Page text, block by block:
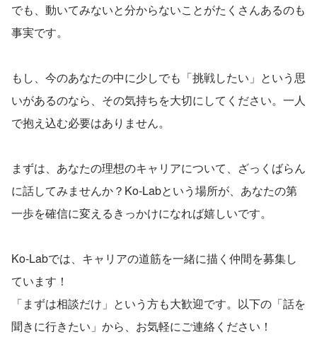
でも、動いてみないと分からないことがたくさんあるのも
事実です。
もし、今のあなたの中に少しでも「挑戦したい」という思
いがあるのなら、その気持ちを大切にしてください。一人
で抱え込む必要はありません。
まずは、あなたの理想のキャリアについて、ざっくばらん
に話してみませんか？Ko-Labという場所が、あなたの第
一歩を確信に変えるきっかけになれば嬉しいです。
Ko-Labでは、キャリアの道筋を一緒に描く仲間を募集し
ています！
「まずは相談だけ」という方も大歓迎です。以下の「話を
聞きに行きたい」から、お気軽にご連絡ください！